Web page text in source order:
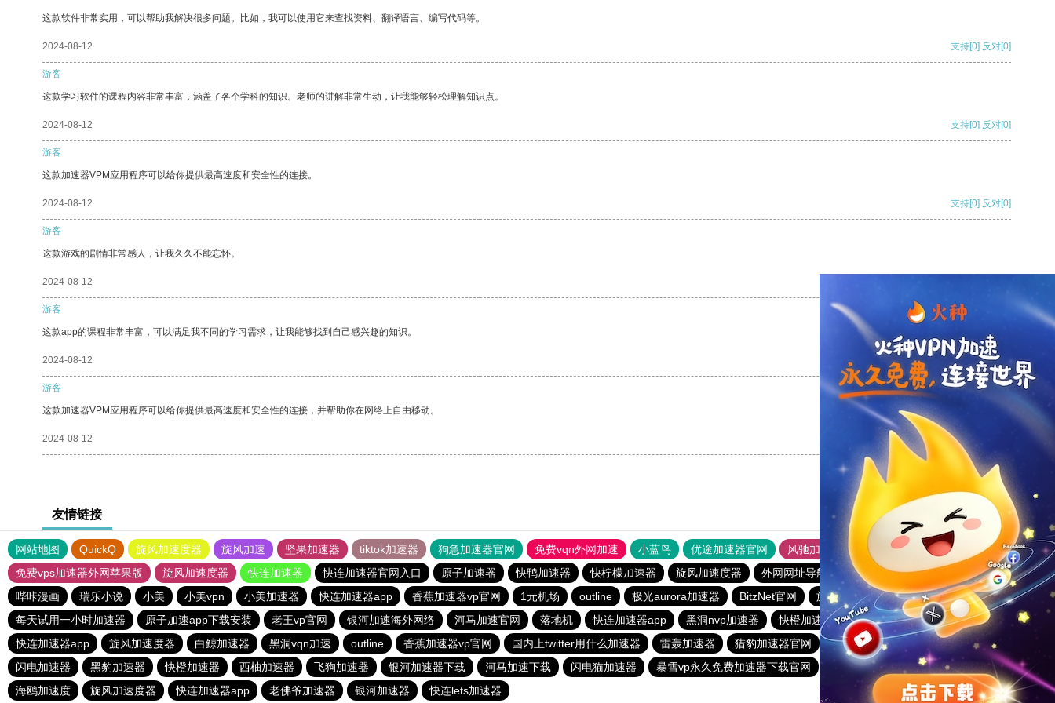
这款软件非常实用，可以帮助我解决很多问题。比如，我可以使用它来查找资料、翻译语言、编写代码等。
2024-08-12 支持[0] 反对[0]
游客
这款学习软件的课程内容非常丰富，涵盖了各个学科的知识。老师的讲解非常生动，让我能够轻松理解知识点。
2024-08-12 支持[0] 反对[0]
游客
这款加速器VPM应用程序可以给你提供最高速度和安全性的连接。
2024-08-12 支持[0] 反对[0]
游客
这款游戏的剧情非常感人，让我久久不能忘怀。
2024-08-12
游客
这款app的课程非常丰富，可以满足我不同的学习需求，让我能够找到自己感兴趣的知识。
2024-08-12 支持 [0] 反对 [0]
游客
这款加速器VPM应用程序可以给你提供最高速度和安全性的连接，并帮助你在网络上自由移动。
2024-08-12 支持
友情链接
网站地图 QuickQ 旋风加速度器 旋风加速 坚果加速器 tiktok加速器 狗急加速器官网 免费vqn外网加速 小蓝鸟 优途加速器官网 风驰加速器
旋风加速器
免费vps加速器外网苹果版
旋风加速度器 快连加速器 快连加速器官网入口 原子加速器 快鸭加速器 快柠檬加速器 旋风加速度器 外网网址导航 软件中心 雷霆加速
狂飙加速器
哔咔漫画
瑞乐小说 小美 小美vpn 小美加速器 快连加速器app 香蕉加速器vp官网 1元机场 outline 极光aurora加速器 BitzNet官网 旋风加速度器
黑洞加速噐
每天试用一小时加速器
原子加速app下载安装 老王vp官网 银河加速海外网络 河马加速官网 落地机 快连加速器app 黑洞nvp加速器 快橙加速器 outline
雷霆加器速
快连加速器app
旋风加速度器 白鲸加速器 黑洞vqn加速 outline 香蕉加速器vp官网 国内上twitter用什么加速器 雷轰加速器 猎豹加速器官网 快鸭 快鸭vp加速器
加速器旋风
闪电加速器
黑豹加速器 快橙加速器 西柚加速器 飞狗加速器 银河加速器下载 河马加速下载 闪电猫加速器 暴雪vp永久免费加速器下载官网 免费vqn加速软件
盘古加速器官网
海鸥加速度
旋风加速度器 快连加速器app 老佛爷加速器 银河加速器 快连lets加速器